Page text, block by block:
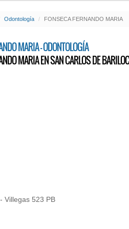
Odontología FONSECA FERNANDO MARIA
MARIA - ODONTOLOGÍA
MARIA EN SAN CARLOS DE
Villegas 523 PB